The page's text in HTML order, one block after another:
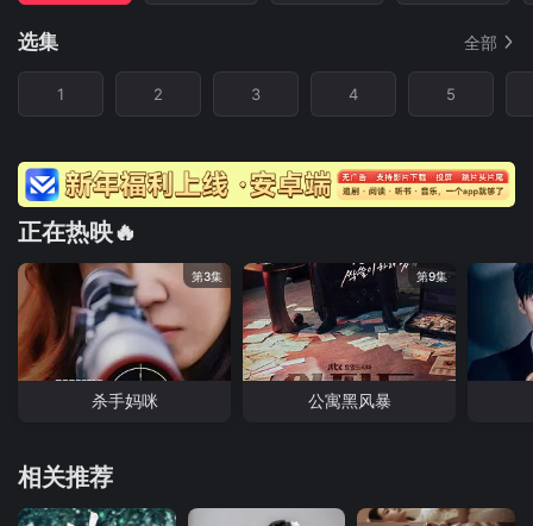
选集 全部
1 2 3 4 5
正在热映🔥
第3集
杀手妈咪
第9集
公寓黑风暴
相关推荐